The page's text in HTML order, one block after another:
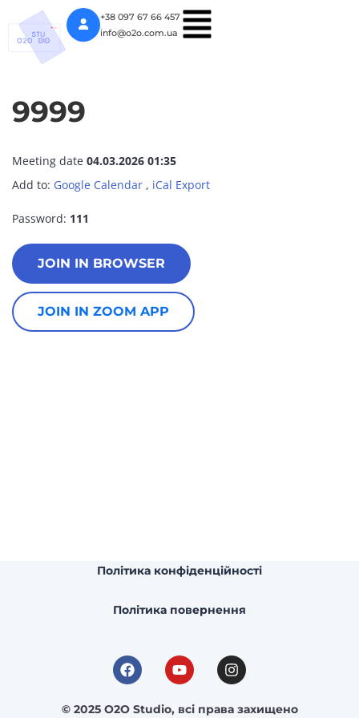
+38 097 67 66 457
info@o2o.com.ua
9999
Meeting date 04.03.2026 01:35
Add to: Google Calendar , iCal Export
Password: 111
JOIN IN BROWSER
JOIN IN ZOOM APP
Політика конфіденційності
Політика повернення
© 2025 O2O Studio, всі права захищено